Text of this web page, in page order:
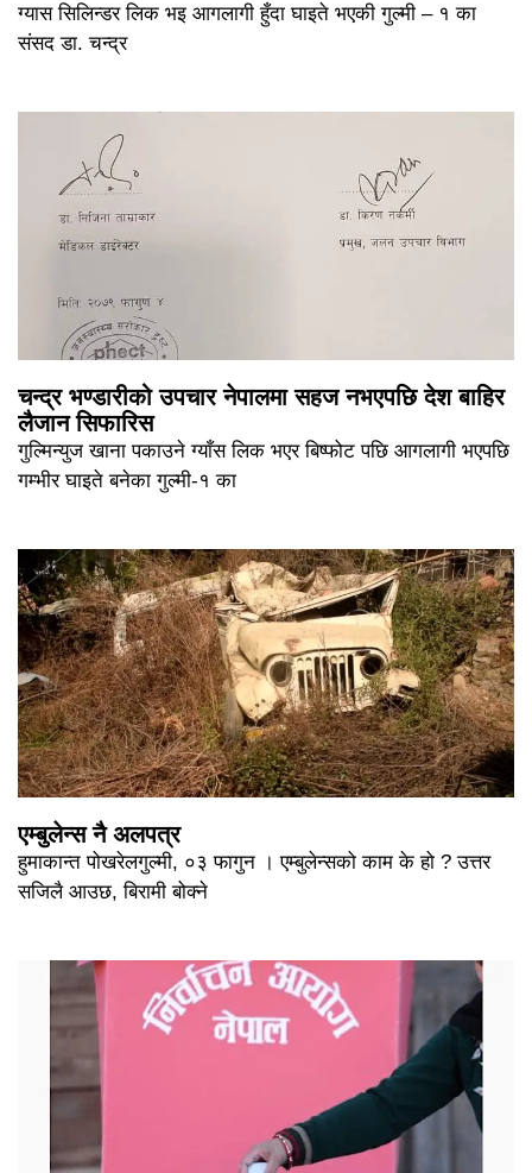
ग्यास सिलिन्डर लिक भइ आगलागी हुँदा घाइते भएकी गुल्मी – १ का
संसद डा. चन्द्र
चन्द्र भण्डारीको उपचार नेपालमा सहज नभएपछि देश बाहिर
लैजान सिफारिस
गुल्मिन्युज खाना पकाउने ग्याँस लिक भएर बिष्फोट पछि आगलागी भएपछि
गम्भीर घाइते बनेका गुल्मी-१ का
एम्बुलेन्स नै अलपत्र
हुमाकान्त पोखरेलगुल्मी, ०३ फागुन । एम्बुलेन्सको काम के हो ? उत्तर
सजिलै आउछ, बिरामी बोक्ने